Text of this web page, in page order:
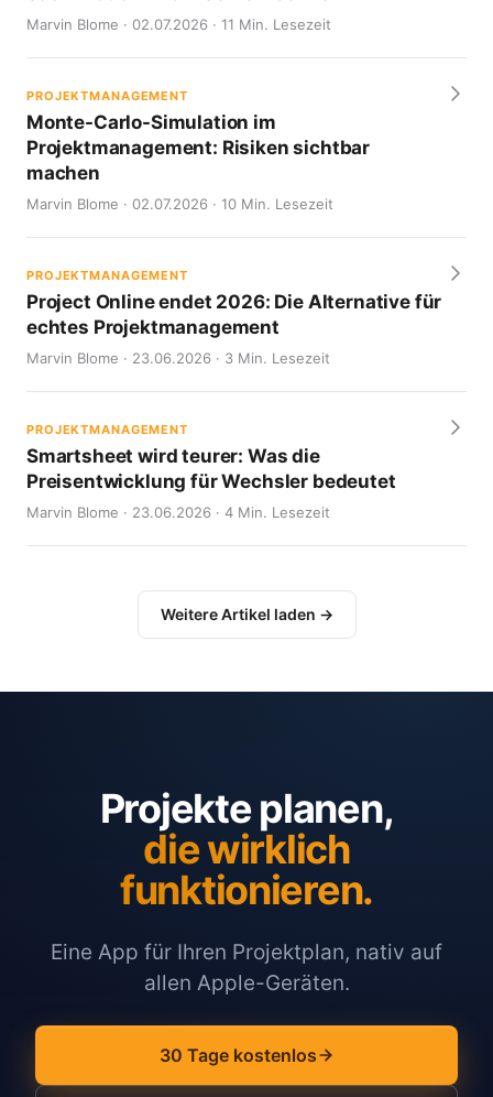
Marvin Blome · 02.07.2026 · 11 Min. Lesezeit
PROJEKTMANAGEMENT
Monte-Carlo-Simulation im
Projektmanagement: Risiken sichtbar
machen
Marvin Blome · 02.07.2026 · 10 Min. Lesezeit
PROJEKTMANAGEMENT
Project Online endet 2026: Die Alternative für
echtes Projektmanagement
Marvin Blome · 23.06.2026 · 3 Min. Lesezeit
PROJEKTMANAGEMENT
Smartsheet wird teurer: Was die
Preisentwicklung für Wechsler bedeutet
Marvin Blome · 23.06.2026 · 4 Min. Lesezeit
Weitere Artikel laden →
Projekte planen,
die wirklich
funktionieren.
Eine App für Ihren Projektplan, nativ auf
allen Apple-Geräten.
30 Tage kostenlos